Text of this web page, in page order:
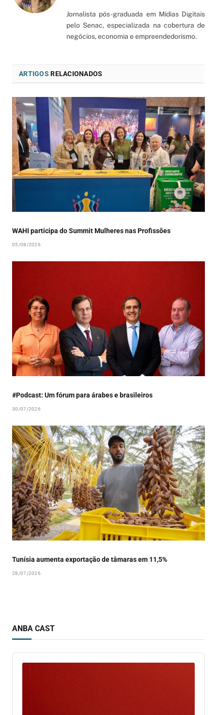
Jornalista pós-graduada em Mídias Digitais
pelo Senac, especializada na cobertura de
negócios, economia e empreendedorismo.
ARTIGOS RELACIONADOS
WAHI participa do Summit Mulheres nas Profissões
05/08/2026
#Podcast: Um fórum para árabes e brasileiros
30/07/2026
Tunísia aumenta exportação de tâmaras em 11,5%
28/07/2026
ANBA CAST
Audio
Player